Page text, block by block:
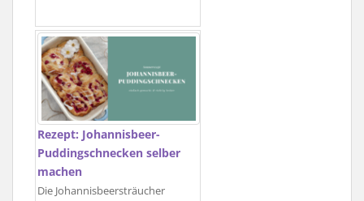
Rezept: Johannisbeer-
Puddingschnecken selber
machen
Die Johannisbeersträucher